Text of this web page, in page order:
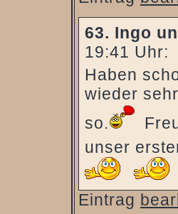
63. Ingo
19:41 Uhr:
Haben
wieder
so.
unser
Eintrag